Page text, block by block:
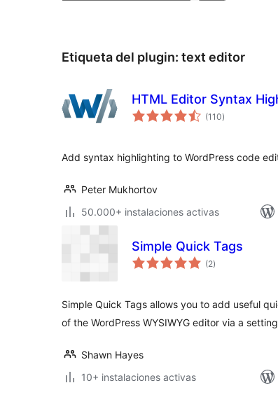
Etiqueta del plugin: text editor
HTML Editor Syntax
(110total
de
)
Add syntax highlighting to WordPress code
Peter Mukhortov
50.000+ instalaciones activas
Simple Quick Tags
(2total
de
)
Simple Quick Tags allows you to add useful
of the WordPress WYSIWYG editor via a
Shawn Hayes
10+ instalaciones activas